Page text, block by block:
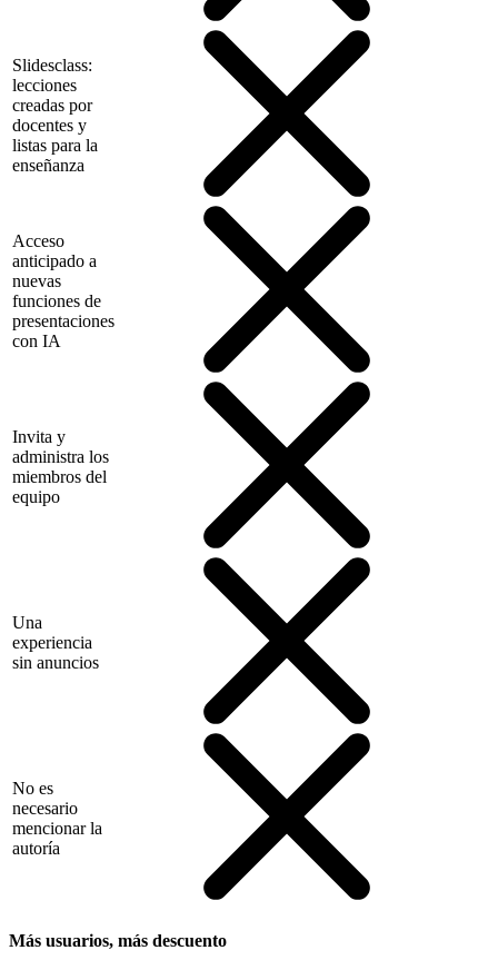
Slidesclass:
lecciones
creadas por
docentes y
listas para la
enseñanza
Acceso
anticipado a
nuevas
funciones de
presentaciones
con IA
Invita y
administra los
miembros del
equipo
Una
experiencia
sin anuncios
No es
necesario
mencionar la
autoría
Más usuarios, más descuento